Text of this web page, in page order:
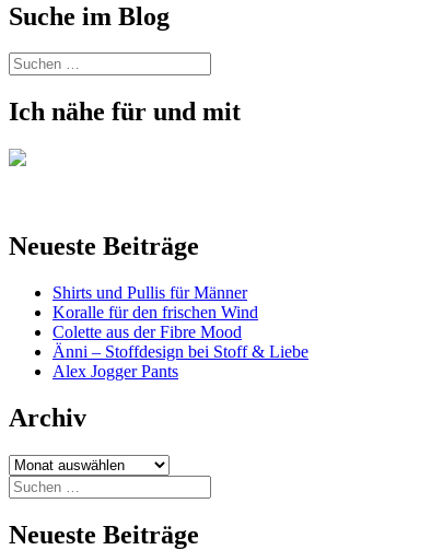
Suche im Blog
Suchen
nach:
Ich nähe für und mit
Neueste Beiträge
Shirts und Pullis für Männer
Koralle für den frischen Wind
Colette aus der Fibre Mood
Änni – Stoffdesign bei Stoff & Liebe
Alex Jogger Pants
Archiv
Archiv
Suchen
nach:
Neueste Beiträge